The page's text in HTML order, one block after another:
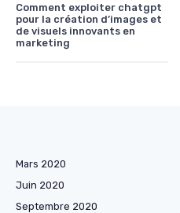
Comment exploiter chatgpt
pour la création d’images et
de visuels innovants en
marketing
Mars 2020
Juin 2020
Septembre 2020